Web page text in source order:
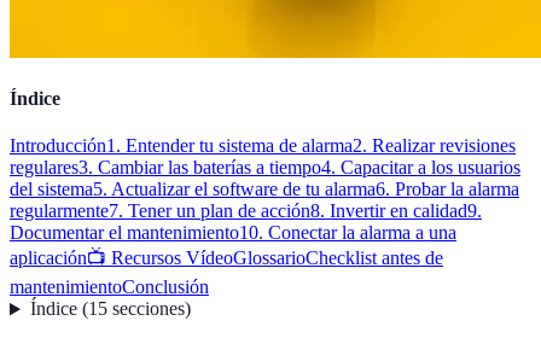
Índice
Introducción1. Entender tu sistema de alarma2. Realizar revisiones
regulares3. Cambiar las baterías a tiempo4. Capacitar a los usuarios
del sistema5. Actualizar el software de tu alarma6. Probar la alarma
regularmente7. Tener un plan de acción8. Invertir en calidad9.
Documentar el mantenimiento10. Conectar la alarma a una
aplicación📺 Recursos VídeoGlossarioChecklist antes de
mantenimientoConclusión
Índice(15 secciones)